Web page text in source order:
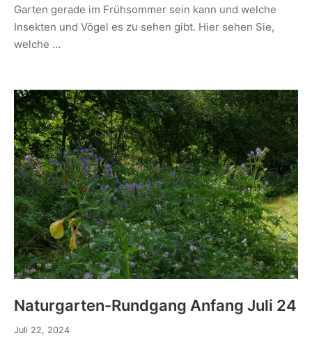
Garten gerade im Frühsommer sein kann und welche
Insekten und Vögel es zu sehen gibt. Hier sehen Sie,
welche …
Naturgarten-Rundgang Anfang Juli 24
Juli 22, 2024